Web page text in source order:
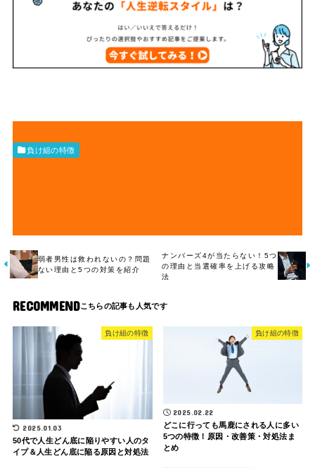
負け組の特徴
弱者男性は救われないの？問題
ない理由と5つの対策を紹介
ナンバーズ4が当たらない！5つ
の理由と当選確率を上げる攻略
法
RECOMMEND
負け組の特徴
2025.01.03
50代で人生どん底に陥りやすい人のタ
イプ＆人生どん底に陥る原因と対処法
負け組の特徴
2025.02.22
どこに行っても馬鹿にされる人に多い
5つの特徴！原因・改善策・対処法ま
とめ